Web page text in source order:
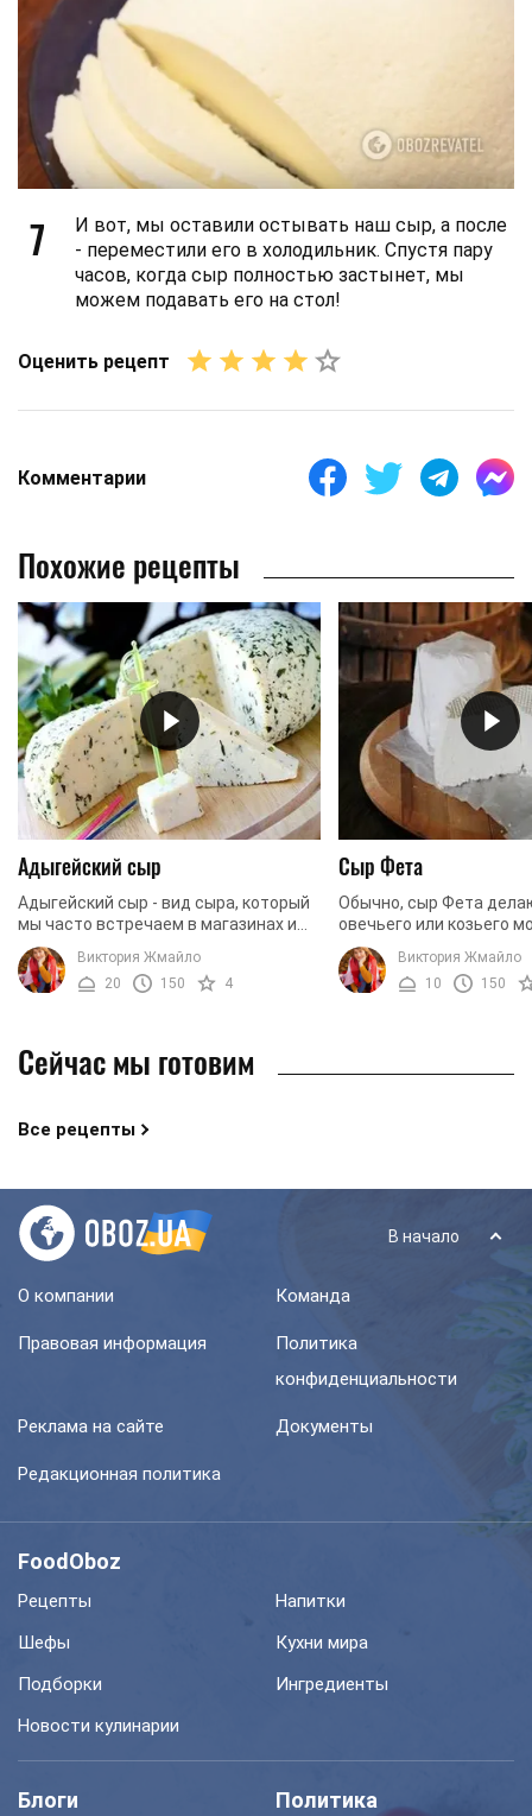
7
И вот, мы оставили остывать наш сыр, а после
- переместили его в холодильник. Спустя пару
часов, когда сыр полностью застынет, мы
можем подавать его на стол!
Оценить рецепт
Комментарии
Похожие рецепты
Адыгейский сыр
Адыгейский сыр - вид сыра, который
мы часто встречаем в магазинах и
супермаркетах. Но не часто, при виде
этих сыров, нам приходит в голову,
что ...
Виктория Жмайло
20
150 4
Сыр Фета
Обычно, сыр Фета
овечьего или козьего
нашем рецепте мы
использовать коровье
сыр используют во
Виктория Жмайло
10
150
Сейчас мы готовим
Все рецепты
В начало
О компании Команда
Правовая информация
Политика
конфиденциальности
Реклама на сайте Документы
Редакционная политика
FoodOboz
Рецепты
Напитки
Шефы
Кухни мира
Подборки
Ингредиенты
Новости кулинарии
Блоги Политика